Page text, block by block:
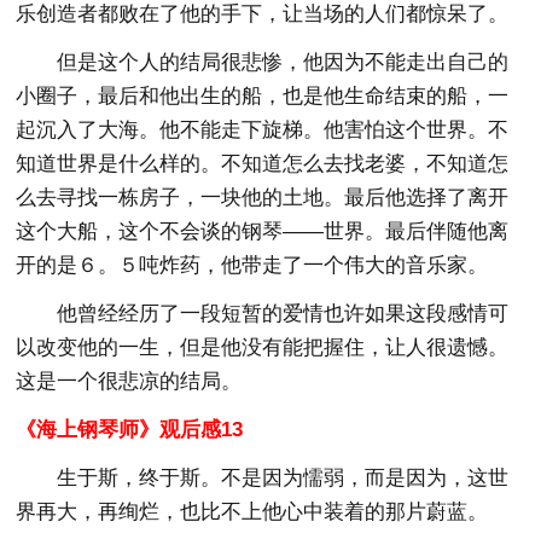
乐创造者都败在了他的手下，让当场的人们都惊呆了。
但是这个人的结局很悲惨，他因为不能走出自己的
小圈子，最后和他出生的船，也是他生命结束的船，一
起沉入了大海。他不能走下旋梯。他害怕这个世界。不
知道世界是什么样的。不知道怎么去找老婆，不知道怎
么去寻找一栋房子，一块他的土地。最后他选择了离开
这个大船，这个不会谈的钢琴——世界。最后伴随他离
开的是６。５吨炸药，他带走了一个伟大的音乐家。
他曾经经历了一段短暂的爱情也许如果这段感情可
以改变他的一生，但是他没有能把握住，让人很遗憾。
这是一个很悲凉的结局。
《海上钢琴师》观后感13
生于斯，终于斯。不是因为懦弱，而是因为，这世
界再大，再绚烂，也比不上他心中装着的那片蔚蓝。